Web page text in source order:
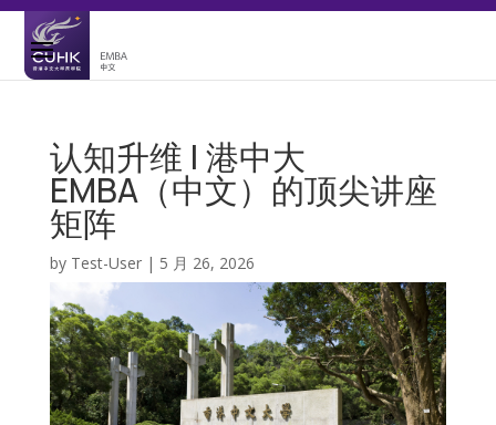
认知升维 | 港中大
EMBA（中文）的顶尖讲座
矩阵
by Test-User| 5 月 26, 2026